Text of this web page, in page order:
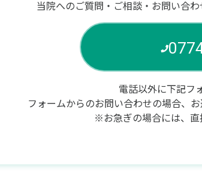
当院へのご質問・ご相談・お問い合
電話以外に下記フ
フォームからのお問い合わせの場合、
※お急ぎの場合には、直